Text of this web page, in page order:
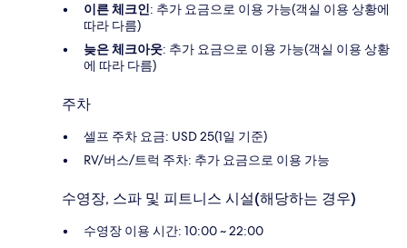
이른 체크인: 추가 요금으로 이용 가능(객실 이용 상황에
따라 다름)
늦은 체크아웃: 추가 요금으로 이용 가능(객실 이용 상황
에 따라 다름)
주차
셀프 주차 요금: USD 25(1일 기준)
RV/버스/트럭 주차: 추가 요금으로 이용 가능
수영장, 스파 및 피트니스 시설(해당하는 경우)
수영장 이용 시간: 10:00 ~ 22:00